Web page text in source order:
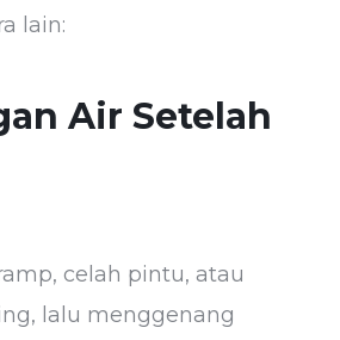
lain:
Air Setelah
celah pintu, atau
lalu menggenang